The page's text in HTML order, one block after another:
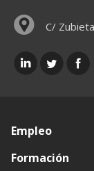
C/
Empleo
Formación